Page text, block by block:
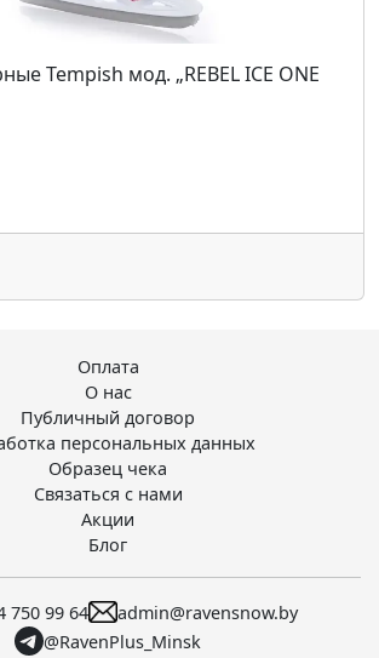
Tempish мод. „REBEL ICE ONE
Оплата
О нас
Публичный договор
персональных данных
Образец чека
Связаться с нами
Акции
Блог
750 99 64
admin@ravensnow.by
@RavenPlus_Minsk